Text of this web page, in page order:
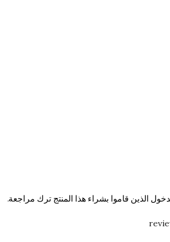
الذين قاموا بشراء هذا المنتج ترك مراجعة.